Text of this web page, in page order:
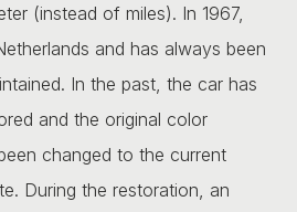
(instead of miles). In 1967,
and has always been
In the past, the car has
and the original color
changed to the current
During the restoration, an